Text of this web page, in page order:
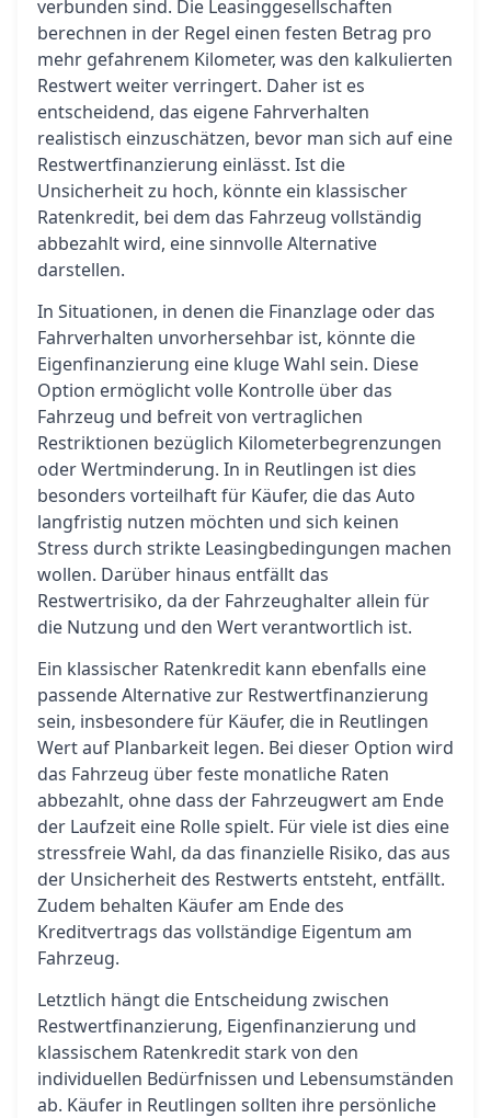
verbunden sind. Die Leasinggesellschaften
berechnen in der Regel einen festen Betrag pro
mehr gefahrenem Kilometer, was den kalkulierten
Restwert weiter verringert. Daher ist es
entscheidend, das eigene Fahrverhalten
realistisch einzuschätzen, bevor man sich auf eine
Restwertfinanzierung einlässt. Ist die
Unsicherheit zu hoch, könnte ein klassischer
Ratenkredit, bei dem das Fahrzeug vollständig
abbezahlt wird, eine sinnvolle Alternative
darstellen.
In Situationen, in denen die Finanzlage oder das
Fahrverhalten unvorhersehbar ist, könnte die
Eigenfinanzierung eine kluge Wahl sein. Diese
Option ermöglicht volle Kontrolle über das
Fahrzeug und befreit von vertraglichen
Restriktionen bezüglich Kilometerbegrenzungen
oder Wertminderung. In in Reutlingen ist dies
besonders vorteilhaft für Käufer, die das Auto
langfristig nutzen möchten und sich keinen
Stress durch strikte Leasingbedingungen machen
wollen. Darüber hinaus entfällt das
Restwertrisiko, da der Fahrzeughalter allein für
die Nutzung und den Wert verantwortlich ist.
Ein klassischer Ratenkredit kann ebenfalls eine
passende Alternative zur Restwertfinanzierung
sein, insbesondere für Käufer, die in Reutlingen
Wert auf Planbarkeit legen. Bei dieser Option wird
das Fahrzeug über feste monatliche Raten
abbezahlt, ohne dass der Fahrzeugwert am Ende
der Laufzeit eine Rolle spielt. Für viele ist dies eine
stressfreie Wahl, da das finanzielle Risiko, das aus
der Unsicherheit des Restwerts entsteht, entfällt.
Zudem behalten Käufer am Ende des
Kreditvertrags das vollständige Eigentum am
Fahrzeug.
Letztlich hängt die Entscheidung zwischen
Restwertfinanzierung, Eigenfinanzierung und
klassischem Ratenkredit stark von den
individuellen Bedürfnissen und Lebensumständen
ab. Käufer in Reutlingen sollten ihre persönliche